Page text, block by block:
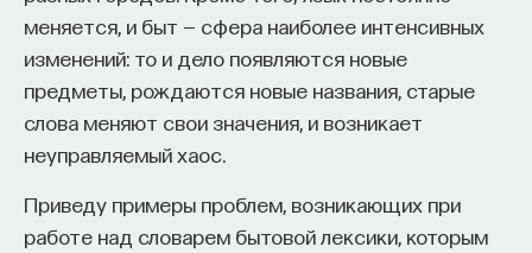
меняется, и быт — сфера наиболее интенсивных
изменений: то и дело появляются новые
предметы, рождаются новые названия, старые
слова меняют свои значения, и возникает
неуправляемый хаос.
Приведу примеры проблем, возникающих при
работе над словарем бытовой лексики, которым
НАД МАТЕРИАЛОМ РАБОТАЛИ
Вячеслав Дубынин
кафедры физиологии человека и животных
биологического факультета МГУ
им. М. В. Ломоносова, специалист в области
для так называемой солярной, или лунарной,
теории греческой мифологии.
Греческая мифология — это не что иное, как
наиболее раннее описание причин, по которым
звездное небо выглядит так, как оно выглядит.
Представьте себе, что вы опускаетесь глубоко
под землю, туда, где в Аттике, в области центра,